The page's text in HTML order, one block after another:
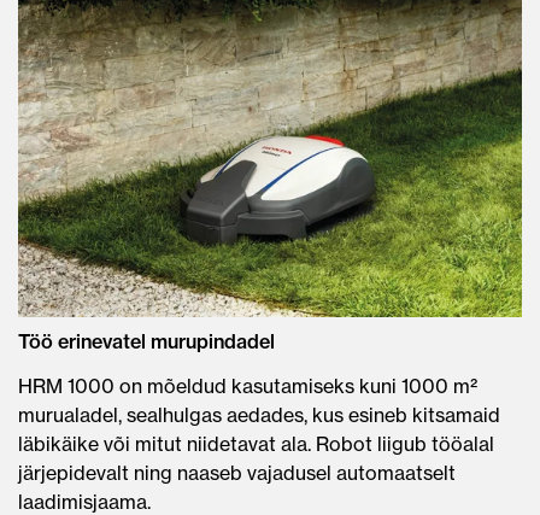
Töö erinevatel murupindadel
HRM 1000 on mõeldud kasutamiseks kuni 1000 m²
murualadel, sealhulgas aedades, kus esineb kitsamaid
läbikäike või mitut niidetavat ala. Robot liigub tööalal
järjepidevalt ning naaseb vajadusel automaatselt
laadimisjaama.